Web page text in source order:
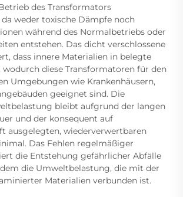
des Transformators
weder toxische Dämpfe noch
während des Normalbetriebs oder
entstehen. Das dicht verschlossene
dass innere Materialien in belegte
wodurch diese Transformatoren für den
Umgebungen wie Krankenhäusern,
geeignet sind. Die
bleibt aufgrund der langen
und der konsequent auf
ausgelegten, wiederverwertbaren
Das Fehlen regelmäßiger
die Entstehung gefährlicher Abfälle
die Umweltbelastung, die mit der
Materialien verbunden ist.